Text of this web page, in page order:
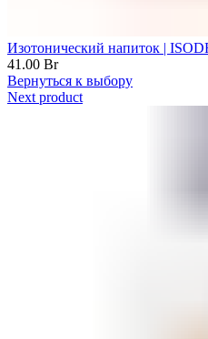
Изотонический напиток |
41.00 Br
Вернуться к выбору
Next product